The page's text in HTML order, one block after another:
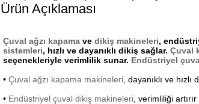
Ürün Açıklaması
Çuval ağzı kapama ve dikiş makineleri,
sistemleri, hızlı ve dayanıklı dikiş sağlar. Çuval
seçenekleriyle verimlilik sunar. Endüstriyel
• Çuval ağzı kapama makineleri , dayanıklı ve
• Endüstriyel çuval dikiş makineleri , verimliliği